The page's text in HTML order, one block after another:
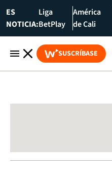
ES
NOTICIA:
Liga
BetPlay
América
de Cali
SUSCRÍBASE